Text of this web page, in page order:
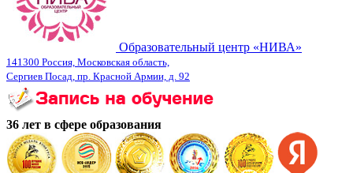
Образовательный центр «НИВА»
141300 Россия, Московская область,
Сергиев Посад, пр. Красной Армии, д. 92
36 лет в сфере образования